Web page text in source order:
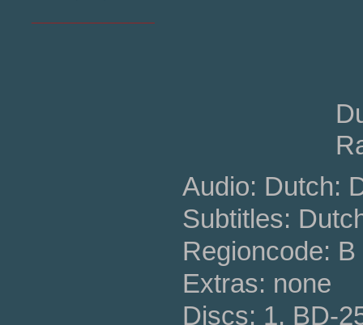
Audio: Dutch:
Subtitles:
Regioncode:
Extras: none
Discs: 1, BD-